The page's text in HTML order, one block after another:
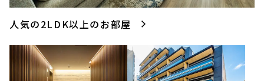
人気の2LDK以上のお部屋